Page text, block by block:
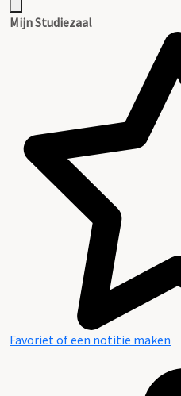
Mijn Studiezaal
Favoriet of een notitie maken